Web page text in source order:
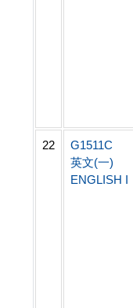
22
G1511C
英文(一)
ENGLISH I